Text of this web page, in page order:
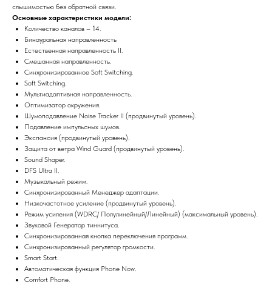
слышимостью без обратной связи.
Основные характеристики модели:
Количество каналов – 14.
Бинауральная направленность
Естественная направленность II.
Смешанная направленность.
Синхронизированное Soft Switching.
Soft Switching.
Мультиадаптивная направленность.
Оптимизатор окружения.
Шумоподавление Noise Tracker II (продвинутый уровень).
Подавление импульсных шумов.
Экспансия (продвинутый уровень).
Защита от ветра Wind Guard (продвинутый уровень).
Sound Shaper.
DFS Ultra II.
Музыкальный режим.
Синхронизированный Менеджер адаптации.
Низкочастотное усиление (продвинутый уровень).
Режим усиления (WDRC/ Полулинейный/Линейный) (максимальный уровень).
Звуковой Генератор тиннитуса.
Синхронизированная кнопка переключения программ.
Синхронизированный регулятор громкости.
Smart Start.
Автоматическая функция Phone Now.
Comfort Phone.